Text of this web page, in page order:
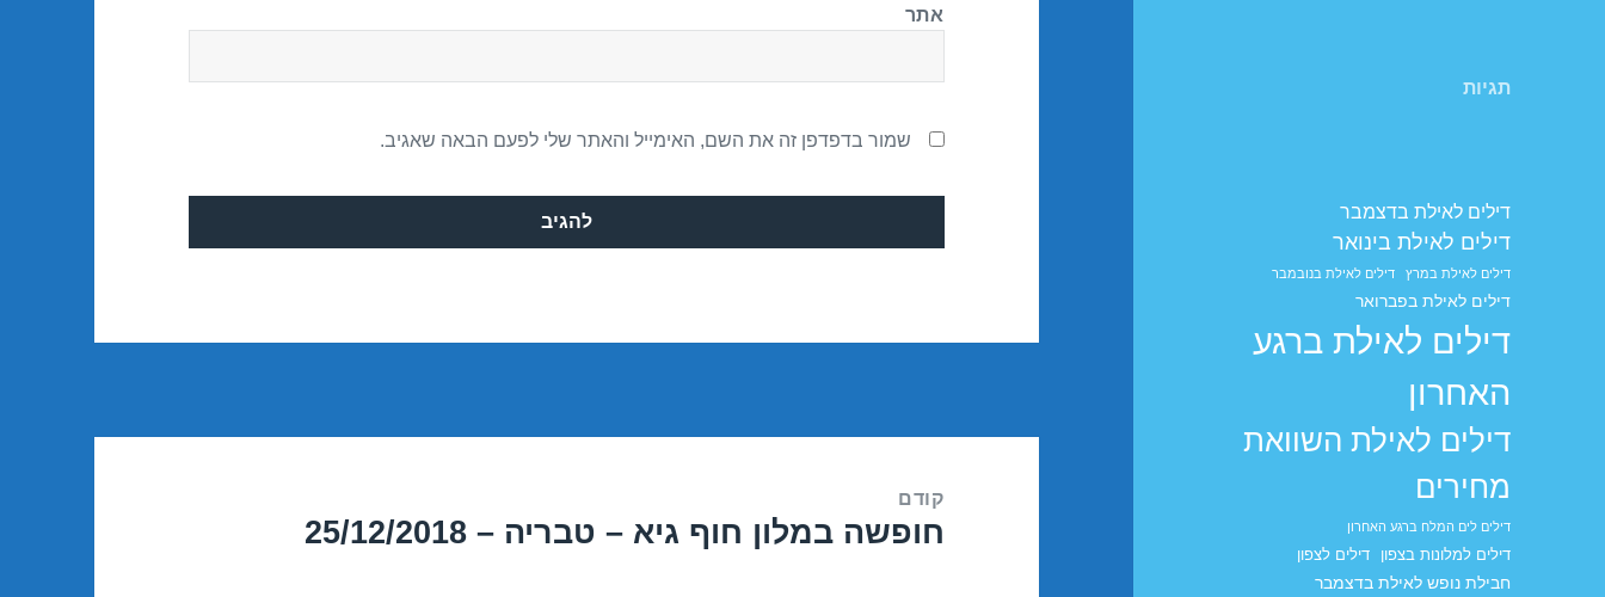
תגיות
דילים לאילת בדצמבר
דילים לאילת בינואר
דילים לאילת במרץ דילים לאילת בנובמבר
דילים לאילת בפברואר
דילים לאילת ברגע
האחרון
דילים לאילת השוואת
מחירים
דילים לים המלח ברגע האחרון
דילים למלונות בצפון דילים לצפון
חבילת נופש לאילת בדצמבר
אתר
שמור בדפדפן זה את השם, האימייל והאתר שלי לפעם הבאה שאגיב.
קודם
הפוסט
חופשה במלון חוף גיא – טבריה – 25/12/2018